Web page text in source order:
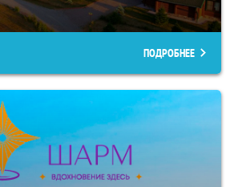
ПОДРОБНЕЕ